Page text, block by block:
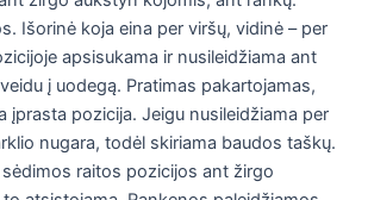
Išorinė koja eina per viršų, vidinė – per
apsisukama ir nusileidžiama ant
į uodegą. Pratimas pakartojamas,
įprasta pozicija. Jeigu nusileidžiama per
nugara, todėl skiriama baudos taškų.
sėdimos raitos pozicijos ant žirgo